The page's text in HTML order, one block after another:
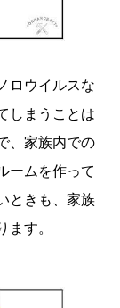
ロウイルスな
しまうことは
、家族内での
ームを作って
ときも、家族
ます。